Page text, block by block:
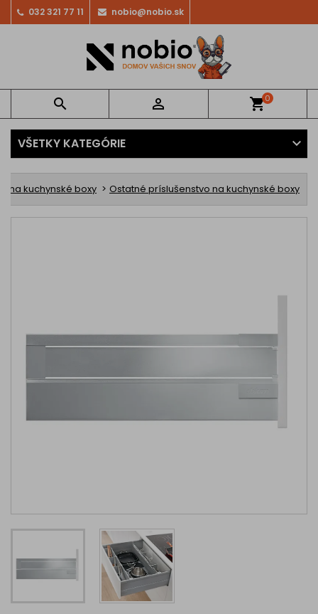
032 321 77 11 nobio@nobio.sk
  shopping_cart0
VŠETKY KATEGÓRIE
na kuchynské boxy Ostatné príslušenstvo na kuchynské boxy